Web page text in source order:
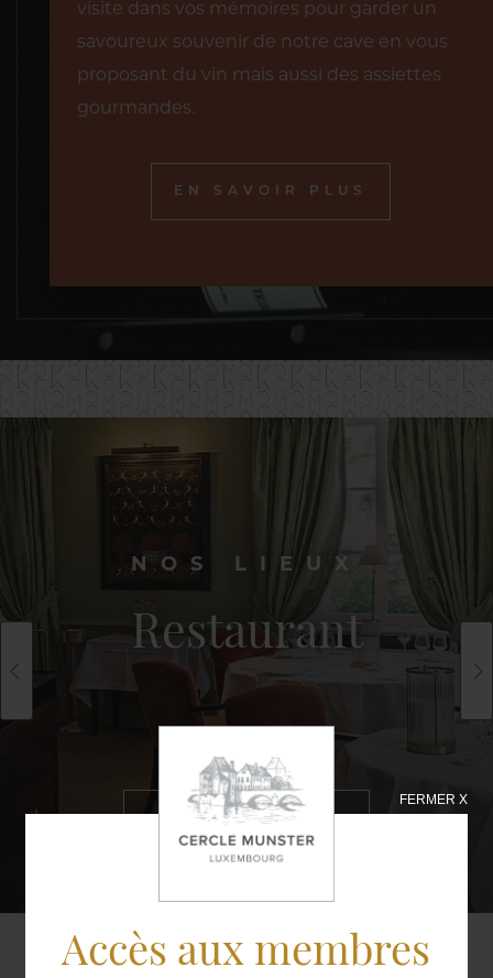
Accès aux membres
FERMER X
visite dans vos mémoires pour garder un
savoureux souvenir de notre cave en vous
proposant du vin mais aussi des assiettes
gourmandes.
EN SAVOIR PLUS
NOS LIEUX
Restaurant
EN SAVOIR
PLUS